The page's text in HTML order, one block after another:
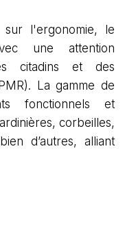
l'ergonomie, le
une attention
citadins et des
La gamme de
fonctionnels et
corbeilles,
d’autres, alliant